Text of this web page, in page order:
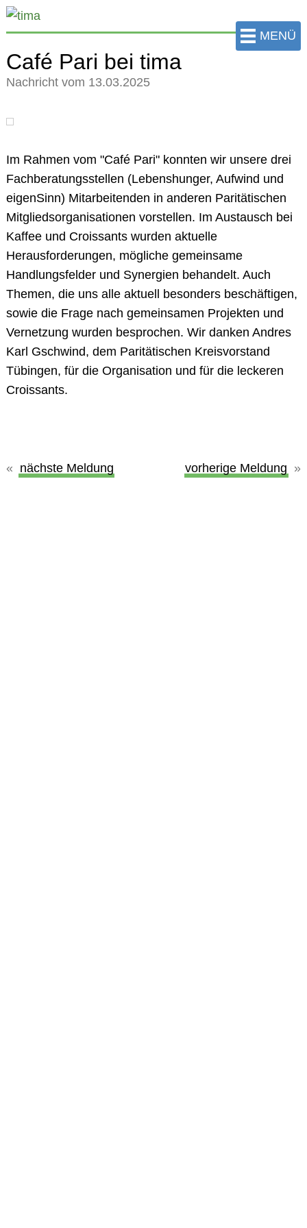
zum
Hauptinhalt
Seite
springen
MENÜ
Café Pari bei tima
Nachricht vom 13.03.2025
Im Rahmen vom "Café Pari" konnten wir unsere drei
Fachberatungsstellen (Lebenshunger, Aufwind und
eigenSinn) Mitarbeitenden in anderen Paritätischen
Mitgliedsorganisationen vorstellen. Im Austausch bei
Kaffee und Croissants wurden aktuelle
Herausforderungen, mögliche gemeinsame
Handlungsfelder und Synergien behandelt. Auch
Themen, die uns alle aktuell besonders beschäftigen,
sowie die Frage nach gemeinsamen Projekten und
Vernetzung wurden besprochen. Wir danken Andres
Karl Gschwind, dem Paritätischen Kreisvorstand
Tübingen, für die Organisation und für die leckeren
Croissants.
vorherige Meldung
nächste Meldung